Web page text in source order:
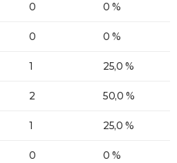
0 0 %
0 0 %
1 25,0 %
2 50,0 %
1 25,0 %
0 0 %